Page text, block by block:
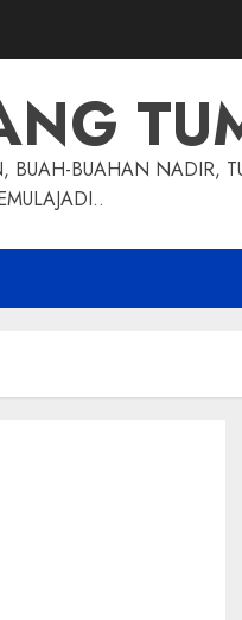
BUAHAN NADIR,